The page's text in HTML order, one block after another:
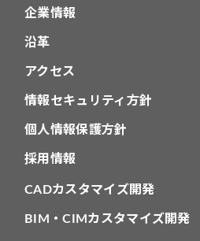
企業情報
沿革
アクセス
情報セキュリティ方針
個人情報保護方針
採用情報
CADカスタマイズ開発
BIM・CIMカスタマイズ開発